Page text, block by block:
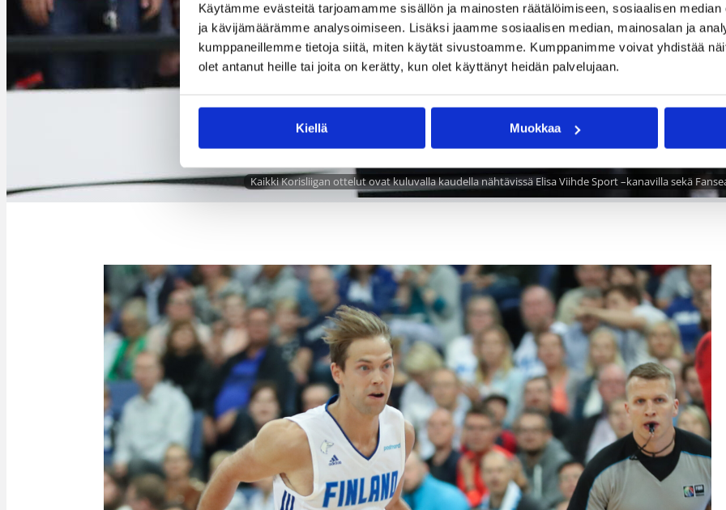
Käytämme evästeitä tarjoamamme sisällön ja mainosten räätälöimiseen, sosiaalisen
ja kävijämäärämme analysoimiseen. Lisäksi jaamme sosiaalisen median, mainosalan ja
kumppaneillemme tietoja siitä, miten käytät sivustoamme. Kumppanimme voivat yhdistää
olet antanut heille tai joita on kerätty, kun olet käyttänyt heidän palvelujaan.
Kiellä Muokkaa
Kaikki Korisliigan ottelut ovat kuluvalla kaudella nähtävissä Elisa Viihde Sport –kanavilla sekä